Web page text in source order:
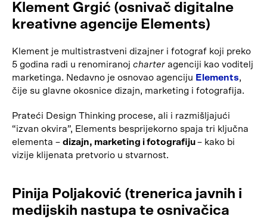
Klement Grgić (osnivač digitalne
kreativne agencije Elements)
Klement je multistrastveni dizajner i fotograf koji preko
5 godina radi u renomiranoj charter agenciji kao voditelj
marketinga. Nedavno je osnovao agenciju Elements,
čije su glavne okosnice dizajn, marketing i fotografija.
Prateći Design Thinking procese, ali i razmišljajući
“izvan okvira”, Elements besprijekorno spaja tri ključna
elementa – dizajn, marketing i fotografiju– kako bi
vizije klijenata pretvorio u stvarnost.
Pinija Poljaković (trenerica javnih i
medijskih nastupa te osnivačica